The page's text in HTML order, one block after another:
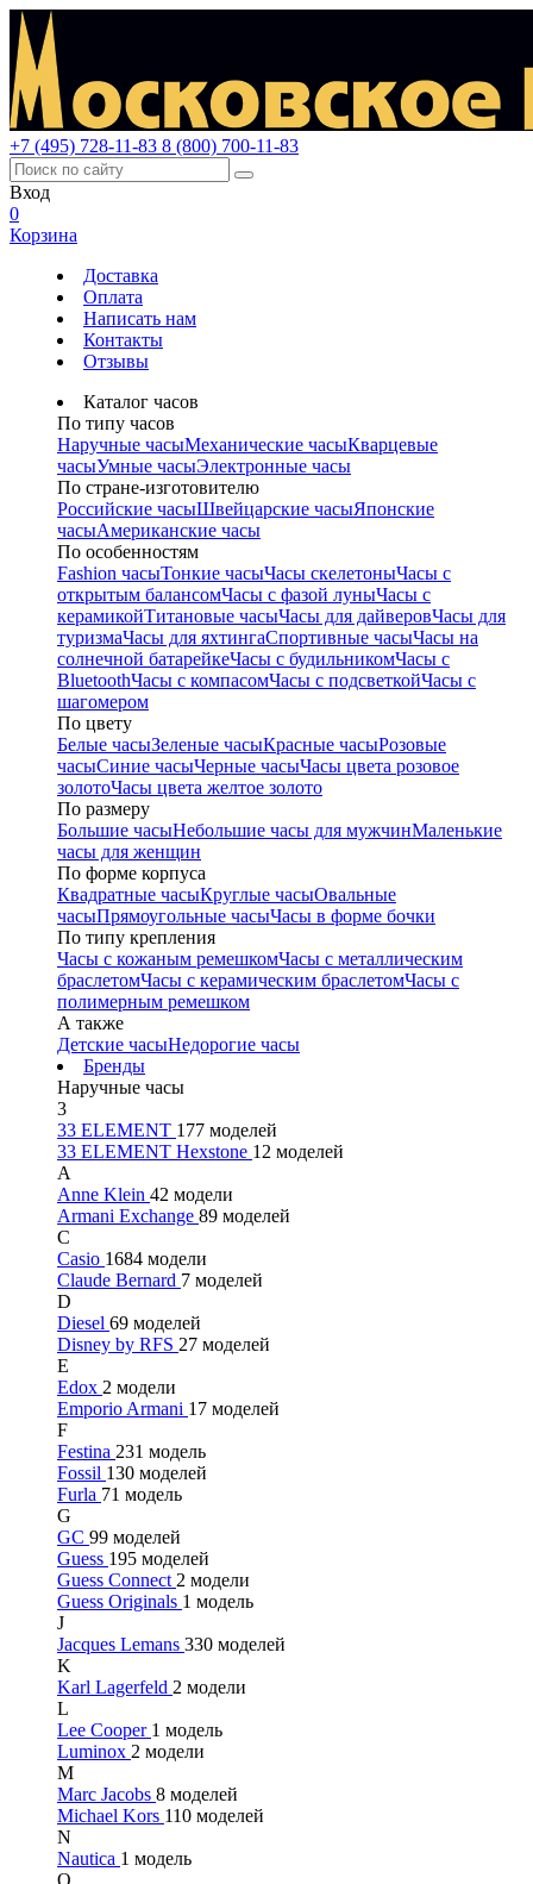
+7 (495) 728-11-83 8 (800) 700-11-83
Вход
0
Корзина
Доставка
Оплата
Написать нам
Контакты
Отзывы
Каталог часов
По типу часов
Наручные часыМеханические часыКварцевые
часыУмные часыЭлектронные часы
По стране-изготовителю
Российские часыШвейцарские часыЯпонские
часыАмериканские часы
По особенностям
Fashion часыТонкие часыЧасы скелетоныЧасы с
открытым балансомЧасы с фазой луныЧасы с
керамикойТитановые часыЧасы для дайверовЧасы для
туризмаЧасы для яхтингаСпортивные часыЧасы на
солнечной батарейкеЧасы с будильникомЧасы с
BluetoothЧасы с компасомЧасы с подсветкойЧасы с
шагомером
По цвету
Белые часыЗеленые часыКрасные часыРозовые
часыСиние часыЧерные часыЧасы цвета розовое
золотоЧасы цвета желтое золото
По размеру
Большие часыНебольшие часы для мужчинМаленькие
часы для женщин
По форме корпуса
Квадратные часыКруглые часыОвальные
часыПрямоугольные часыЧасы в форме бочки
По типу крепления
Часы с кожаным ремешкомЧасы с металлическим
браслетомЧасы с керамическим браслетомЧасы с
полимерным ремешком
А также
Детские часыНедорогие часы
Бренды
Наручные часы
3
33 ELEMENT 177 моделей
33 ELEMENT Hexstone 12 моделей
A
Anne Klein 42 модели
Armani Exchange 89 моделей
C
Casio 1684 модели
Claude Bernard 7 моделей
D
Diesel 69 моделей
Disney by RFS 27 моделей
E
Edox 2 модели
Emporio Armani 17 моделей
F
Festina 231 модель
Fossil 130 моделей
Furla 71 модель
G
GC 99 моделей
Guess 195 моделей
Guess Connect 2 модели
Guess Originals 1 модель
J
Jacques Lemans 330 моделей
K
Karl Lagerfeld 2 модели
L
Lee Cooper 1 модель
Luminox 2 модели
M
Marc Jacobs 8 моделей
Michael Kors 110 моделей
N
Nautica 1 модель
O